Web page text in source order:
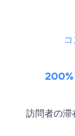
訪問者の滞